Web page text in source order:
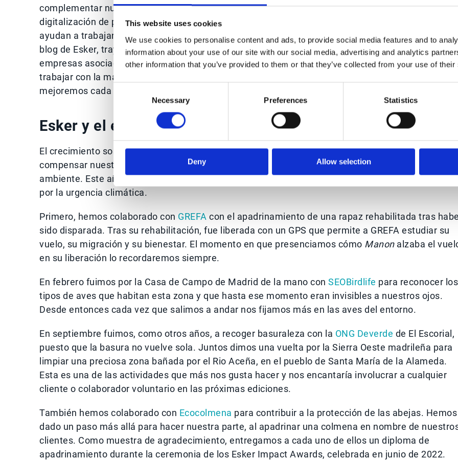
This website uses cookies
We use cookies to personalise content and ads, to provide social media features and to
information about your use of our site with our social media, advertising and analytics
other information that you’ve provided to them or that they’ve collected from your use of
Necessary Preferences Statistics
Deny Allow selection
complementar nuestras soluciones, a explicar a nuestros prospects los beneficios de la
digitalización de procesos documentales. Pero también hablamos aquí de todos los que nos
ayudan a trabajar, desde el departamento de Marketing con los escritores que forman parte del
blog de Esker, trayendo mes a mes contenidos nuevos, incluyendo todos los proveedores y
empresas asociadas, auditores y certificadores, profesores y entrenadores, que nos ayudan a
trabajar con la más alta calidad. Un gran reconocimiento a todos por hacer que aprendamos y
mejoremos cada día.
Esker y el entorno
El crecimiento sostenible también involucra nuestro impacto en el medioambiente. Se trata de
compensar nuestra huella CO2 con acciones en todo su ecosistema: la sociedad y el medio
ambiente. Este año hemos elegido acciones para la concienciación y cuidado del medioambiente
por la urgencia climática.
Primero, hemos colaborado con GREFA con el apadrinamiento de una rapaz rehabilitada tras
sido disparada. Tras su rehabilitación, fue liberada con un GPS que permite a GREFA estudiar su
vuelo, su migración y su bienestar. El momento en que presenciamos cómo Manonalzaba el
en su liberación lo recordaremos siempre.
En febrero fuimos por la Casa de Campo de Madrid de la mano con SEOBirdlife para reconocer los
tipos de aves que habitan esta zona y que hasta ese momento eran invisibles a nuestros ojos.
Desde entonces cada vez que salimos a andar nos fijamos más en las aves del entorno.
En septiembre fuimos, como otros años, a recoger basuraleza con la ONG Deverde de El Escorial,
puesto que la basura no vuelve sola. Juntos dimos una vuelta por la Sierra Oeste madrileña para
limpiar una preciosa zona bañada por el Rio Aceña, en el pueblo de Santa María de la Alameda.
Esta es una de las actividades que más nos gusta hacer y nos encantaría involucrar a cualquier
cliente o colaborador voluntario en las próximas ediciones.
También hemos colaborado con Ecocolmena para contribuir a la protección de las abejas. Hemos
dado un paso más allá para hacer nuestra parte, al apadrinar una colmena en nombre de
clientes. Como muestra de agradecimiento, entregamos a cada uno de ellos un diploma de
apadrinamiento durante la ceremonia de los Esker Impact Awards, celebrada en junio de 2022.